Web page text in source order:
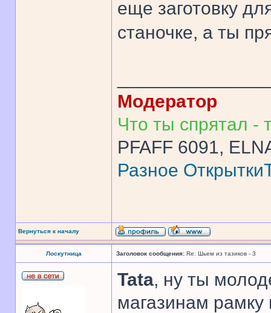
еще заготовку
станочке, а ты
Модератор
Что ты спрятал -
PFAFF 6091,
Разное Открытки
Вернуться к началу
Лоскутница Заголовок сообщения: Re: Шьем из тазиков - 3
Tata, ну ты
магазинам рамку